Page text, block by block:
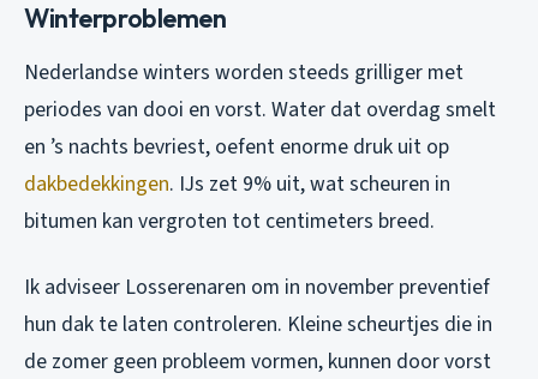
Winterproblemen
Nederlandse winters worden steeds grilliger met
periodes van dooi en vorst. Water dat overdag smelt
en ’s nachts bevriest, oefent enorme druk uit op
dakbedekkingen. IJs zet 9% uit, wat scheuren in
bitumen kan vergroten tot centimeters breed.
Ik adviseer Losserenaren om in november preventief
hun dak te laten controleren. Kleine scheurtjes die in
de zomer geen probleem vormen, kunnen door vorst